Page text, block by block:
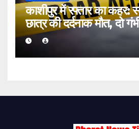
काशीपुर में रफ्तार का कहर:
छात्र की दर्दनाक मौत, दो
मारकर चालक फरार